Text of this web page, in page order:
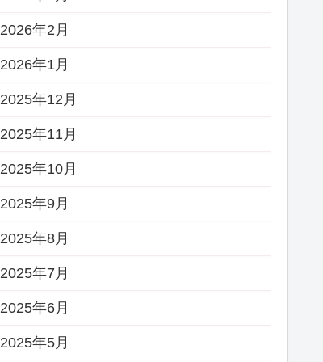
2026年2月
2026年1月
2025年12月
2025年11月
2025年10月
2025年9月
2025年8月
2025年7月
2025年6月
2025年5月